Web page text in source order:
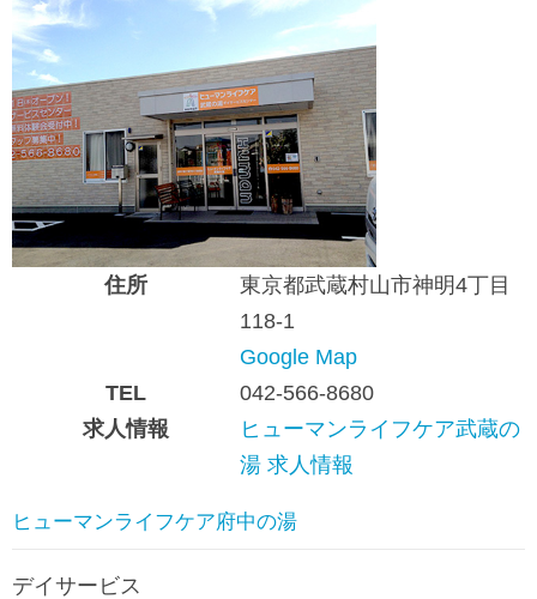
住所
東京都武蔵村山市神明4丁目
118-1
Google Map
TEL
042-566-8680
求人情報
ヒューマンライフケア武蔵の
湯 求人情報
ヒューマンライフケア府中の湯
デイサービス